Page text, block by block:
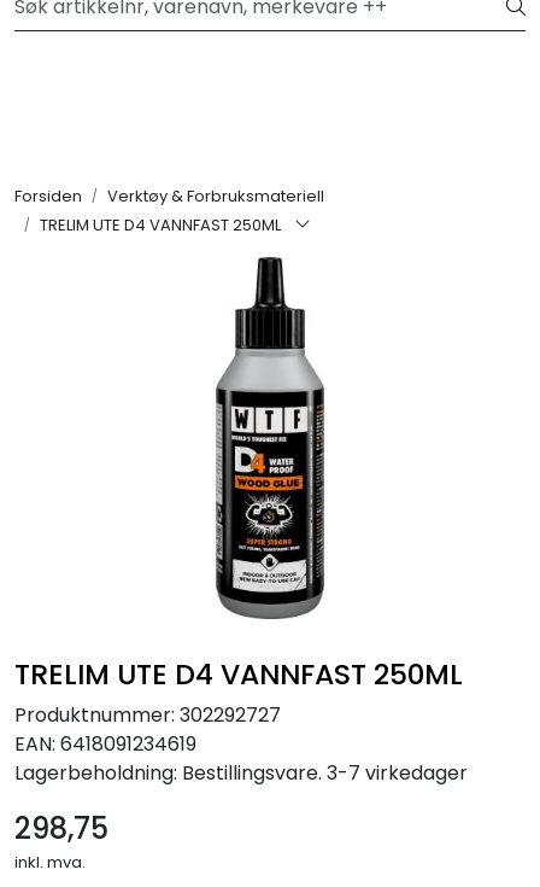
Skip to main content Hei, velkommen inn!
Forsiden
Verktøy & Forbruksmateriell
TRELIM UTE D4 VANNFAST 250ML
TRELIM UTE D4 VANNFAST 250ML
Produktnummer: 302292727
EAN: 6418091234619
Lagerbeholdning: Bestillingsvare. 3-7 virkedager
298,75
inkl. mva.
Kjemikalier
Verktøy & Forbruksmateriell